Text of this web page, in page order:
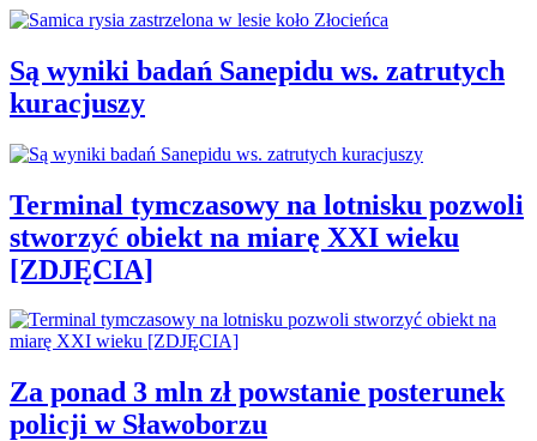
Są wyniki badań Sanepidu ws. zatrutych
kuracjuszy
Terminal tymczasowy na lotnisku pozwoli
stworzyć obiekt na miarę XXI wieku
[ZDJĘCIA]
Za ponad 3 mln zł powstanie posterunek
policji w Sławoborzu